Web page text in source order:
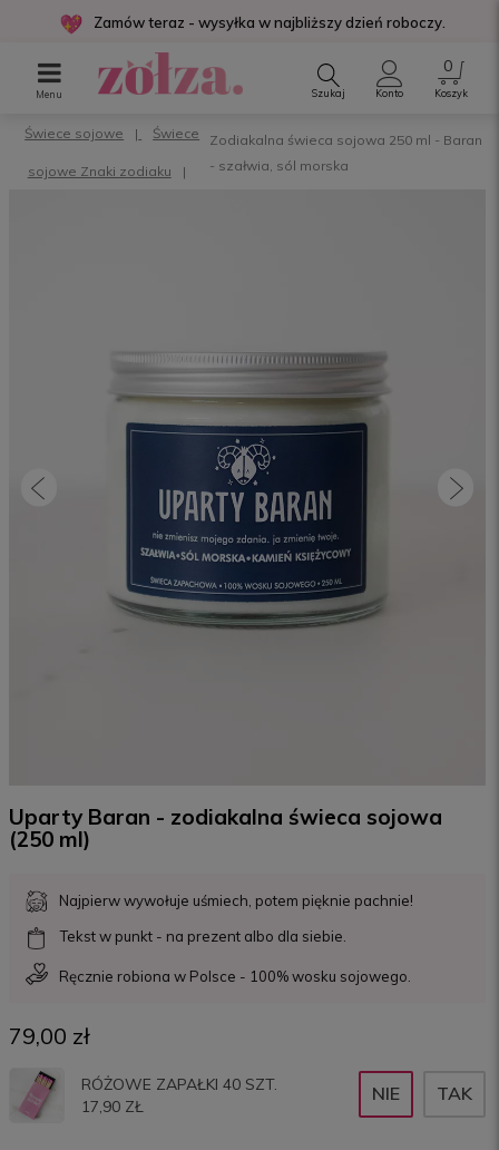
Zamów teraz - wysyłka w najbliższy dzień roboczy.
Menu Szukaj Konto Koszyk
Świece sojowe Świece
sojowe Znaki zodiaku
Zodiakalna świeca sojowa 250 ml - Baran
- szałwia, sól morska
Uparty Baran - zodiakalna świeca sojowa
(250 ml)
Najpierw wywołuje uśmiech, potem pięknie pachnie!
Tekst w punkt - na prezent albo dla siebie.
Ręcznie robiona w Polsce - 100% wosku sojowego.
79,00 zł
RÓŻOWE ZAPAŁKI 40 SZT. NIE TAK